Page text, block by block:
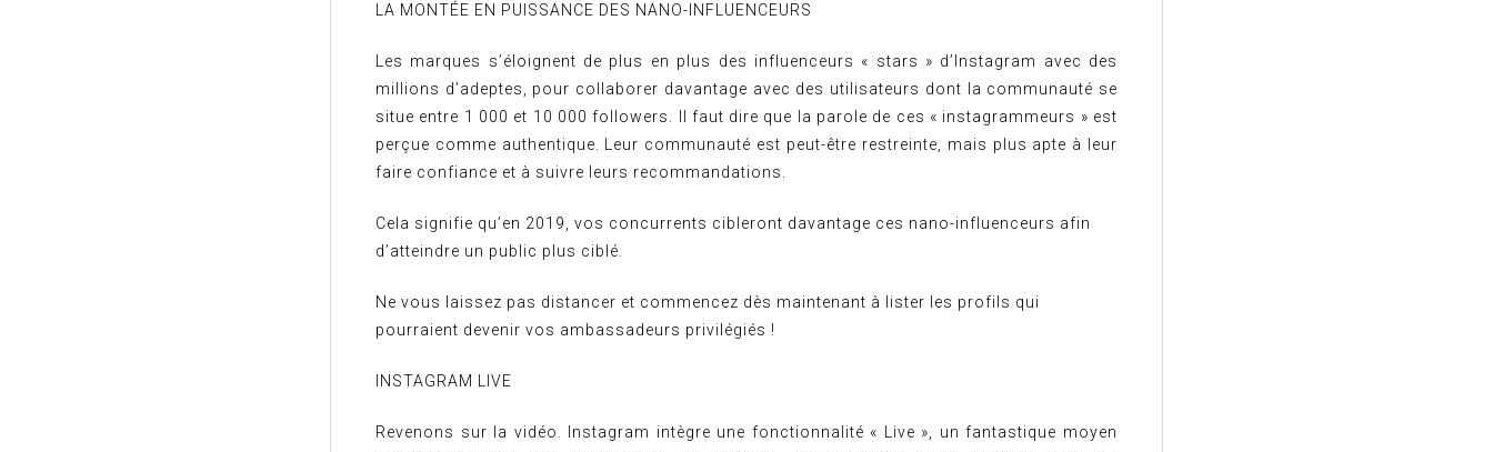
LA MONTÉE EN PUISSANCE DES NANO-INFLUENCEURS
Les marques s’éloignent de plus en plus des influenceurs « stars » d’Instagram avec des
millions d’adeptes, pour collaborer davantage avec des utilisateurs dont la communauté se
situe entre 1 000 et 10 000 followers. Il faut dire que la parole de ces « instagrammeurs » est
perçue comme authentique. Leur communauté est peut-être restreinte, mais plus apte à leur
faire confiance et à suivre leurs recommandations.
Cela signifie qu’en 2019, vos concurrents cibleront davantage ces nano-influenceurs afin
d’atteindre un public plus ciblé.
Ne vous laissez pas distancer et commencez dès maintenant à lister les profils qui
pourraient devenir vos ambassadeurs privilégiés !
INSTAGRAM LIVE
Revenons sur la vidéo. Instagram intègre une fonctionnalité « Live », un fantastique moyen